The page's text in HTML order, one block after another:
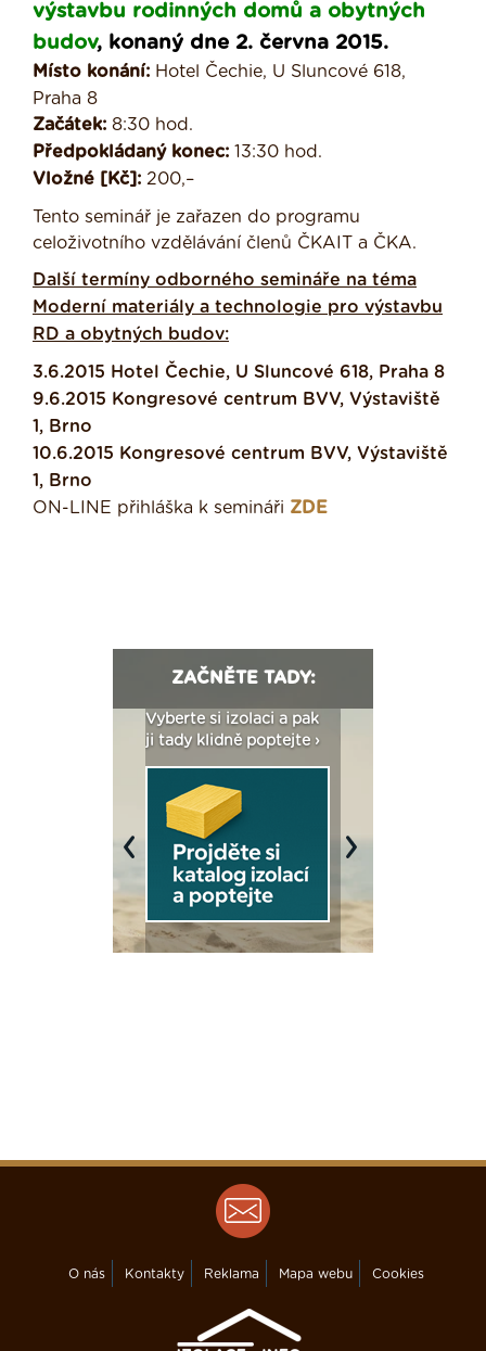
výstavbu rodinných domů a obytných
budov, konaný dne 2. června 2015.
Místo konání: Hotel Čechie, U Sluncové 618,
Praha 8
Začátek: 8:30 hod.
Předpokládaný konec: 13:30 hod.
Vložné [Kč]: 200,–
Tento seminář je zařazen do programu
celoživotního vzdělávání členů ČKAIT a ČKA.
Další termíny odborného semináře na téma
Moderní materiály a technologie pro výstavbu
RD a obytných budov:
3.6.2015 Hotel Čechie, U Sluncové 618, Praha 8
9.6.2015 Kongresové centrum BVV, Výstaviště
1, Brno
10.6.2015 Kongresové centrum BVV, Výstaviště
1, Brno
ON-LINE přihláška k semináři ZDE
ZAČNĚTE TADY:
Vyberte si izolaci a pak
ji tady klidně poptejte ›
Previous Next
O nás Kontakty Reklama Mapa webu Cookies